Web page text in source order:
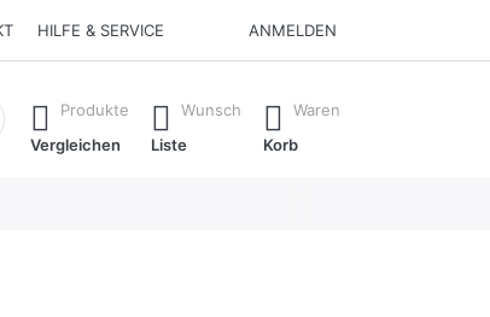
HILFE & SERVICE ANMELDEN
Ergebnisse. Drücken Sie die Eingabetaste, um alle
Produkte
Vergleichen
Wunsch
Liste
Waren
Korb